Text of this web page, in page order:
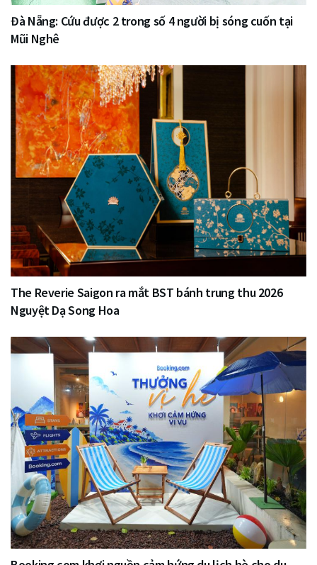
Đà Nẵng: Cứu được 2 trong số 4 người bị sóng cuốn tại
Mũi Nghê
The Reverie Saigon ra mắt BST bánh trung thu 2026
Nguyệt Dạ Song Hoa